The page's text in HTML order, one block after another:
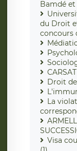
Bamdé et
du Droit
concours
CARSAT
Droit
La
Visa